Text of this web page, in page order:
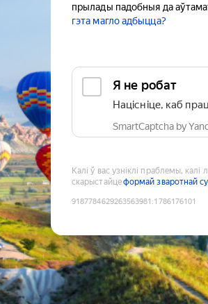
прылады падобныя да
гэта магло адбыцца?
Я не робат
Націсніце, каб
SmartCaptcha by
Калі ў вас узніклі праблемы, калі
скарыстайцеформай зваротнай
9187784629263563981 :1786176101